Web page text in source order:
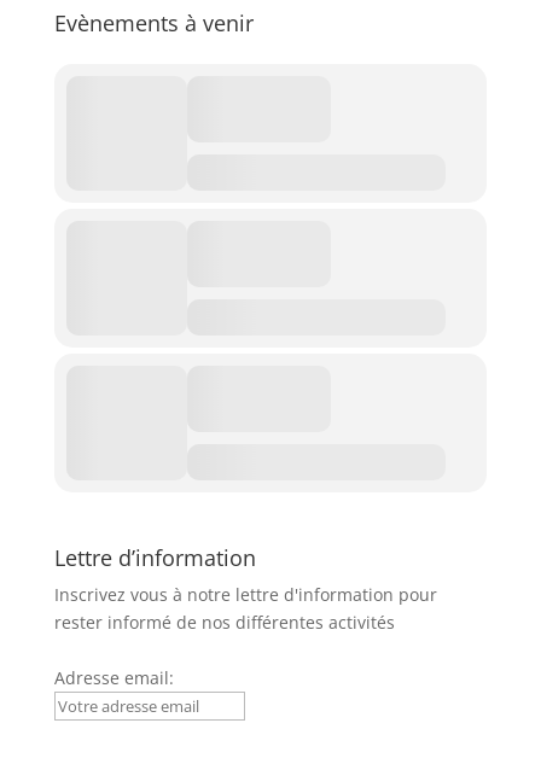
Evènements à venir
Lettre d’information
Inscrivez vous à notre lettre d'information pour
rester informé de nos différentes activités
Adresse email: